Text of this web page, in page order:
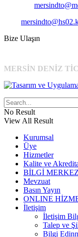
Bize Ulaşın
MERSİN DENİZ
No Result
View All Result
Kurumsal
Üye
Hizmetler
Kalite ve
BİLGİ
Mevzuat
Basın Yayın
ONLINE
İletişim
İletişim
Talep ve
Bilgi